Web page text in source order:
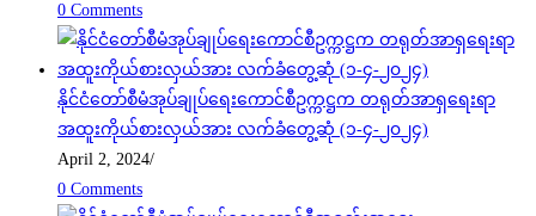
0 Comments
နိုင်ငံတော်စီမံအုပ်ချုပ်ရေးကောင်စီဥက္ကဋ္ဌက တရုတ်အာရှရေးရာ
အထူးကိုယ်စားလှယ်အား လက်ခံတွေ့ဆုံ (၁-၄-၂၀၂၄)
April 2, 2024/
0 Comments